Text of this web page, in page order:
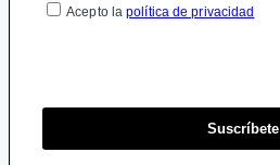
Acepto lapolítica de privacidad
Suscríbete